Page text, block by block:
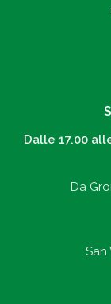
Dalle 17.00
Da
San